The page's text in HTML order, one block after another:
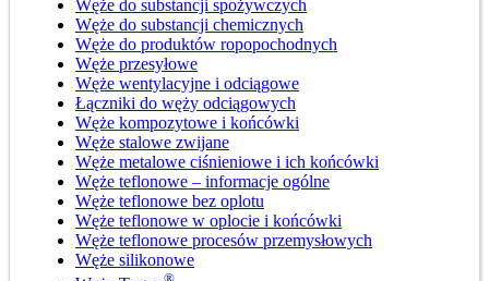
Węże do substancji spożywczych
Węże do substancji chemicznych
Węże do produktów ropopochodnych
Węże przesyłowe
Węże wentylacyjne i odciągowe
Łączniki do węży odciągowych
Węże kompozytowe i końcówki
Węże stalowe zwijane
Węże metalowe ciśnieniowe i ich końcówki
Węże teflonowe – informacje ogólne
Węże teflonowe bez oplotu
Węże teflonowe w oplocie i końcówki
Węże teflonowe procesów przemysłowych
Węże silikonowe